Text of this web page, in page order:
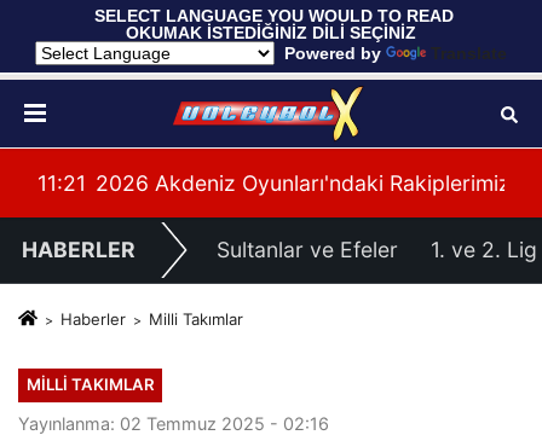
SELECT LANGUAGE YOU WOULD TO READ
OKUMAK İSTEDİĞİNİZ DİLİ SEÇİNİZ
Powered by
Translate
Belli Oldu
11:24 Filenin Sultanları, Fransa ile Hazırlık Maçı
HABERLER Sultanlar ve Efeler 1. ve 2. Lig
Haberler Milli Takımlar
MILLI TAKIMLAR
Yayınlanma: 02 Temmuz 2025 - 02:16